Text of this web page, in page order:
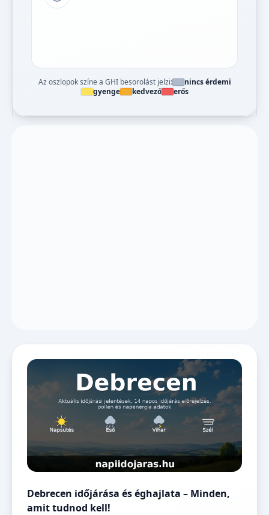
Az oszlopok színe a GHI besorolást jelzi:
nincs érdemi
gyenge
kedvező erős
Debrecen időjárása és éghajlata – Minden,
amit tudnod kell!